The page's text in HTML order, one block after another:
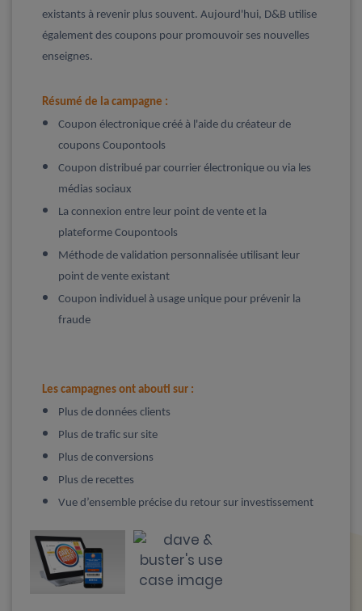
existants à revenir plus souvent. Aujourd'hui, D&B utilise
également des coupons pour promouvoir ses nouvelles
enseignes.
Résumé de la campagne :
Coupon électronique créé à l'aide du créateur de
coupons Coupontools
Coupon distribué par courrier électronique ou via les
médias sociaux
La connexion entre leur point de vente et la
plateforme Coupontools
Méthode de validation personnalisée utilisant leur
point de vente existant
Coupon individuel à usage unique pour prévenir la
fraude
Les campagnes ont abouti sur :
Plus de données clients
Plus de trafic sur site
Plus de conversions
Plus de recettes
Vue d’ensemble précise du retour sur investissement